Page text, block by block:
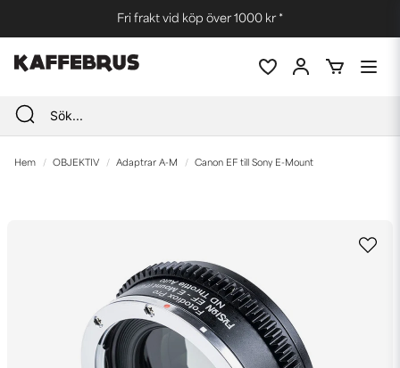
Fri frakt vid köp över 1000 kr *
Hem OBJEKTIV Adaptrar A-M Canon EF till Sony E-Mount